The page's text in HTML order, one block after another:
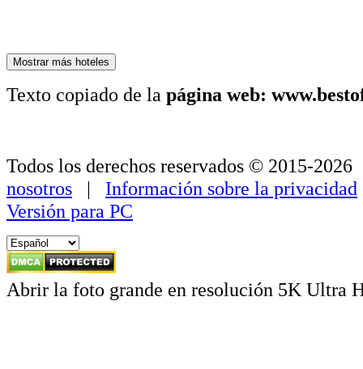
Mostrar más hoteles
Texto copiado de la página web:
Todos los derechos reservados © 2015-
nosotros | Información sobre la privacidad
Versión para PC
Abrir la foto grande en resolución 5K Ultra